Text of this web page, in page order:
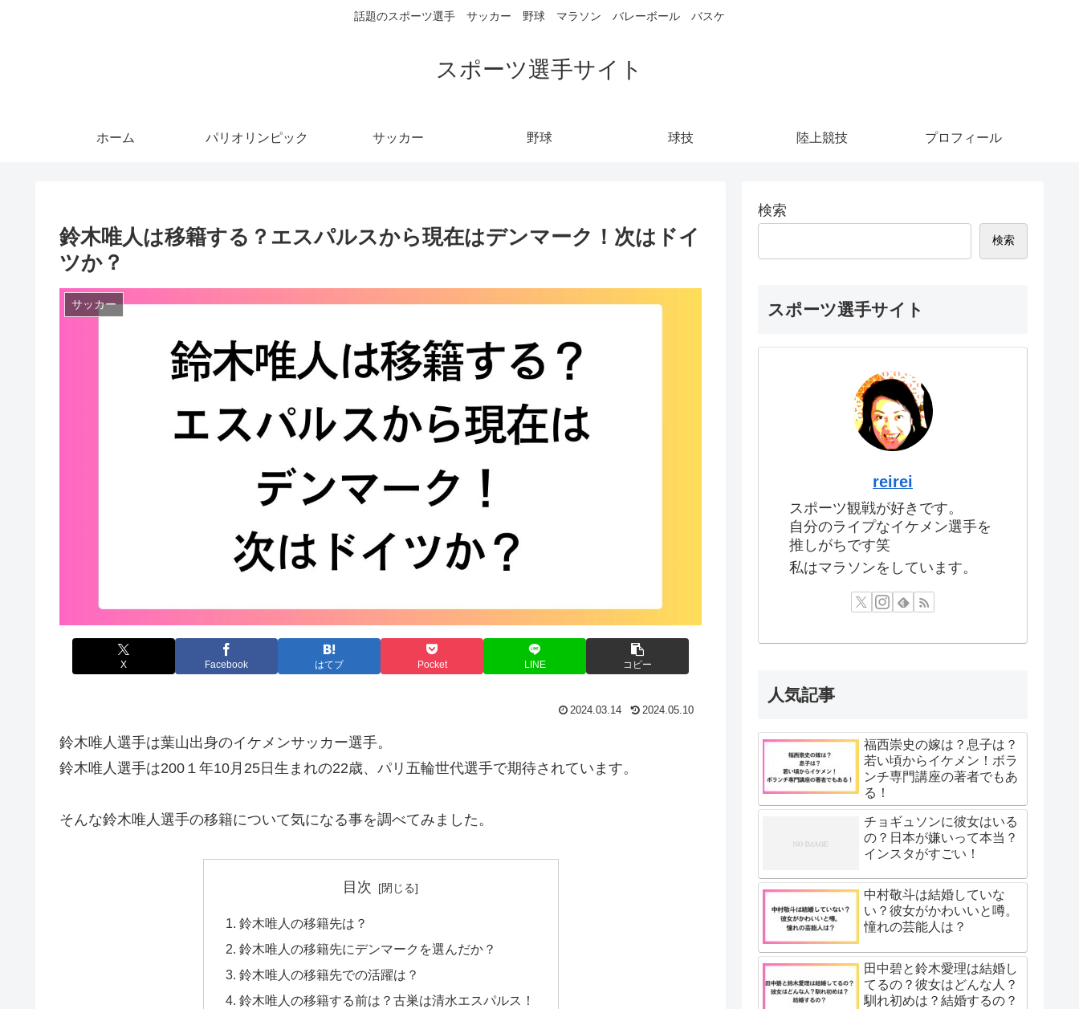
話題のスポーツ選手 サッカー 野球 マラソン バレーボール バスケ
スポーツ選手サイト
ホーム パリオリンピック サッカー 野球 球技 陸上競技 プロフィール
鈴木唯人は移籍する？エスパルスから現在はデンマーク！次はドイ
ツか？
サッカー
X Facebook はてブ Pocket LINE コピー
2024.03.14 2024.05.10
鈴木唯人選手は葉山出身のイケメンサッカー選手。
鈴木唯人選手は200１年10月25日生まれの22歳、パリ五輪世代選手で期待されています。
そんな鈴木唯人選手の移籍について気になる事を調べてみました。
目次
鈴木唯人の移籍先は？
鈴木唯人の移籍先にデンマークを選んだか？
鈴木唯人の移籍先での活躍は？
鈴木唯人の移籍する前は？古巣は清水エスパルス！
検索
検索
スポーツ選手サイト
reirei
スポーツ観戦が好きです。
自分のライプなイケメン選手を
推しがちです笑
私はマラソンをしています。
人気記事
福西崇史の嫁は？息子は？
若い頃からイケメン！ボラ
ンチ専門講座の著者でもあ
る！
チョギュソンに彼女はいる
の？日本が嫌いって本当？
インスタがすごい！
中村敬斗は結婚していな
い？彼女がかわいいと噂。
憧れの芸能人は？
田中碧と鈴木愛理は結婚し
てるの？彼女はどんな人？
馴れ初めは？結婚するの？